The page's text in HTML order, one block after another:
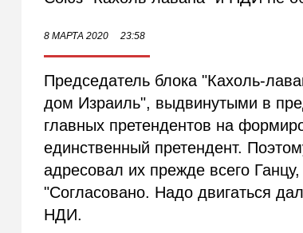
8 МАРТА 2020 23:58
Председатель блока "Кахоль-
дом Израиль", выдвинутыми в
главных претендентов на
единственный претендент.
адресовал их прежде всего
"Согласовано. Надо двигаться
НДИ.